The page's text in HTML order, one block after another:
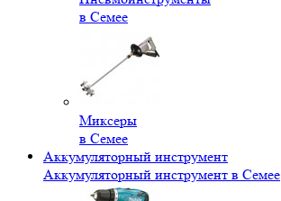
в Семее
Миксеры
в Семее
Аккумуляторный инструмент
Аккумуляторный инструмент в Семее